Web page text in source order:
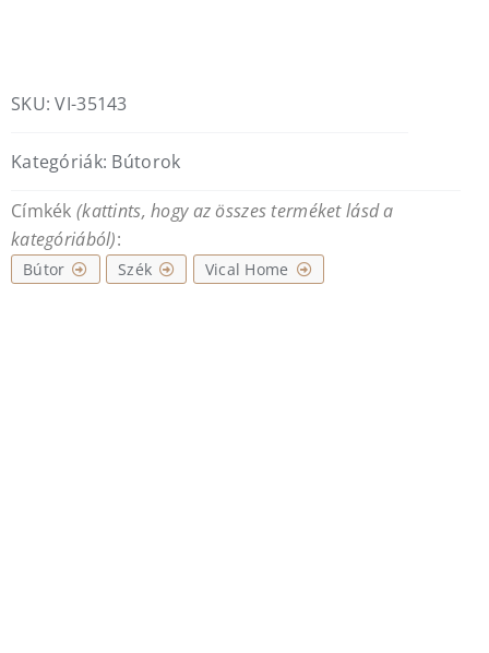
SKU:VI-35143
Kategóriák: Bútorok
Címkék (kattints, hogy az összes terméket lásd a
kategóriából):
Bútor Szék Vical Home